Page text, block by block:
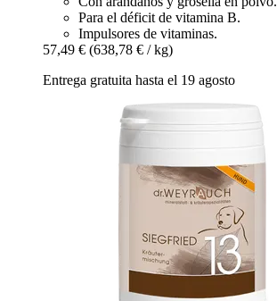
Para el déficit de vitamina B.
Impulsores de vitaminas.
57,49 € (638,78 € / kg)
Entrega gratuita hasta el 19 agosto